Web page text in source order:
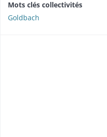
Mots clés collectivités
Goldbach